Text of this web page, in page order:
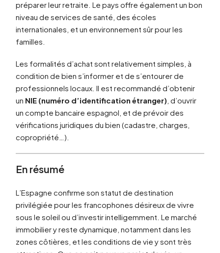
préparer leur retraite. Le pays offre également un bon
niveau de services de santé, des écoles
internationales, et un environnement sûr pour les
familles.
Les formalités d’achat sont relativement simples, à
condition de bien s’informer et de s’entourer de
professionnels locaux. Il est recommandé d’obtenir
un NIE (numéro d’identification étranger) , d’ouvrir
un compte bancaire espagnol, et de prévoir des
vérifications juridiques du bien (cadastre, charges,
copropriété…).
En résumé
L’Espagne confirme son statut de destination
privilégiée pour les francophones désireux de vivre
sous le soleil ou d’investir intelligemment. Le marché
immobilier y reste dynamique, notamment dans les
zones côtières, et les conditions de vie y sont très